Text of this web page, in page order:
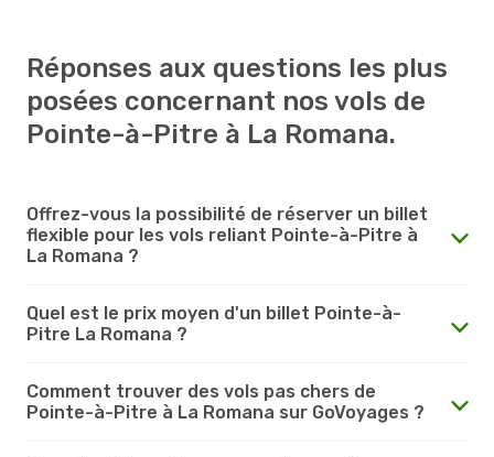
Réponses aux questions les plus
posées concernant nos vols de
Pointe-à-Pitre à La Romana.
Offrez-vous la possibilité de réserver un billet
flexible pour les vols reliant Pointe-à-Pitre à
La Romana ?
Quel est le prix moyen d'un billet Pointe-à-
Pitre La Romana ?
Comment trouver des vols pas chers de
Pointe-à-Pitre à La Romana sur GoVoyages ?